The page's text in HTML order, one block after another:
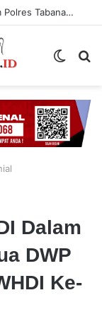
Utamakan Keadilan Restoratif, Satreskrim Polres Tabanan Gelar Perkara Kasus Penganiayaan Anak
Switch
Dalam
DWP
Ke-